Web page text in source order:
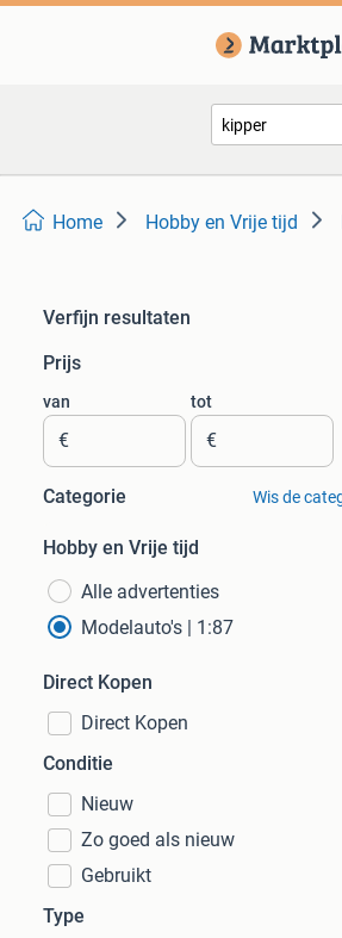
Home Hobby en Vrije tijd
Verfijn resultaten
Prijs
van
€
tot
€
Categorie Wis de
Hobby en Vrije tijd
Alle advertenties
Modelauto's | 1:87
Direct Kopen
Direct Kopen
Conditie
Nieuw
Zo goed als nieuw
Gebruikt
Type